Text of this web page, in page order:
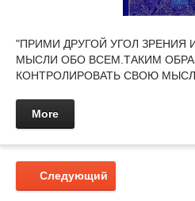
"ПРИМИ ДРУГОЙ УГОЛ ЗРЕНИЯ
МЫСЛИ ОБО ВСЕМ.ТАКИМ
КОНТРОЛИРОВАТЬ СВОЮ
More
Следующий